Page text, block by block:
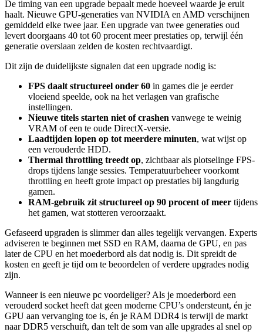
De timing van een upgrade bepaalt mede hoeveel waarde je eruit
haalt. Nieuwe GPU-generaties van NVIDIA en AMD verschijnen
gemiddeld elke twee jaar. Een upgrade van twee generaties oud
levert doorgaans 40 tot 60 procent meer prestaties op, terwijl één
generatie overslaan zelden de kosten rechtvaardigt.
Dit zijn de duidelijkste signalen dat een upgrade nodig is:
FPS daalt structureel onder 60 in games die je eerder
vloeiend speelde, ook na het verlagen van grafische
instellingen.
Nieuwe titels starten niet of crashen vanwege te weinig
VRAM of een te oude DirectX-versie.
Laadtijden lopen op tot meerdere minuten, wat wijst op
een verouderde HDD.
Thermal throttling treedt op, zichtbaar als plotselinge FPS-
drops tijdens lange sessies. Temperatuurbeheer voorkomt
throttling en heeft grote impact op prestaties bij langdurig
gamen.
RAM-gebruik zit structureel op 90 procent of meer tijdens
het gamen, wat stotteren veroorzaakt.
Gefaseerd upgraden is slimmer dan alles tegelijk vervangen. Experts
adviseren te beginnen met SSD en RAM, daarna de GPU, en pas
later de CPU en het moederbord als dat nodig is. Dit spreidt de
kosten en geeft je tijd om te beoordelen of verdere upgrades nodig
zijn.
Wanneer is een nieuwe pc voordeliger? Als je moederbord een
verouderd socket heeft dat geen moderne CPU’s ondersteunt, én je
GPU aan vervanging toe is, én je RAM DDR4 is terwijl de markt
naar DDR5 verschuift, dan telt de som van alle upgrades al snel op